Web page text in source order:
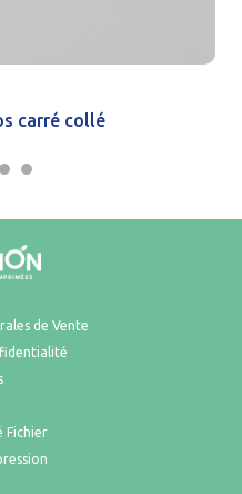
carré collé
de Vente
Fichier